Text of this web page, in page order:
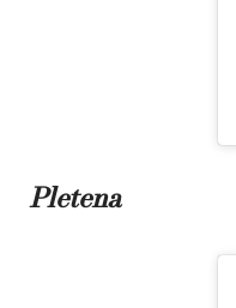
Pletena